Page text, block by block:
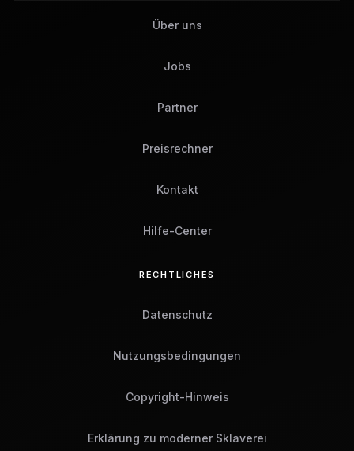
Über uns
Jobs
Partner
Preisrechner
Kontakt
Hilfe-Center
RECHTLICHES
Datenschutz
Nutzungsbedingungen
Copyright-Hinweis
Erklärung zu moderner Sklaverei